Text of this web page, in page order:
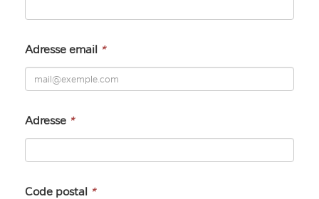
Adresse email *
Adresse *
Code postal *